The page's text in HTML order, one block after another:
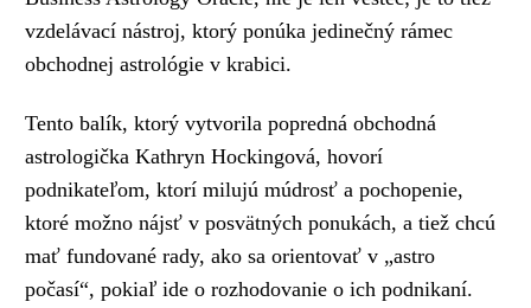
vzdelávací nástroj, ktorý ponúka jedinečný rámec
obchodnej astrológie v krabici.
Tento balík, ktorý vytvorila popredná obchodná
astrologička Kathryn Hockingová, hovorí
podnikateľom, ktorí milujú múdrosť a pochopenie,
ktoré možno nájsť v posvätných ponukách, a tiež chcú
mať fundované rady, ako sa orientovať v „astro
počasí“, pokiaľ ide o rozhodovanie o ich podnikaní.